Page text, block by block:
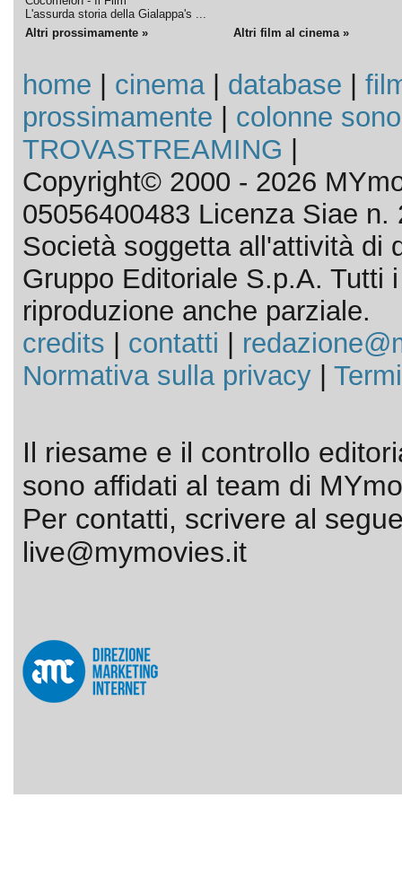
L'assurda storia della Gialappa's ...
Altri prossimamente » Altri film al cinema »
home cinema| database
prossimamente
colonne
TROVASTREAMING
Copyright© 2000 - 2026
05056400483 Licenza Siae n.
Società soggetta all'attività di
Gruppo Editoriale S.p.A. Tutti
riproduzione anche parziale.
credits
contatti
Normativa sulla privacy|
Il riesame e il controllo
sono affidati al team di
Per contatti, scrivere al
live@mymovies.it